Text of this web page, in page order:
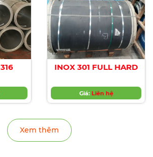
CUỘN INOX 316 INOX 301 FULL HARD
Giá: Liên hệ
Xem thêm